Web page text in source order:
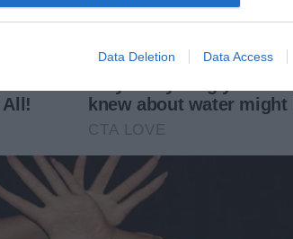
Data Deletion Data Access